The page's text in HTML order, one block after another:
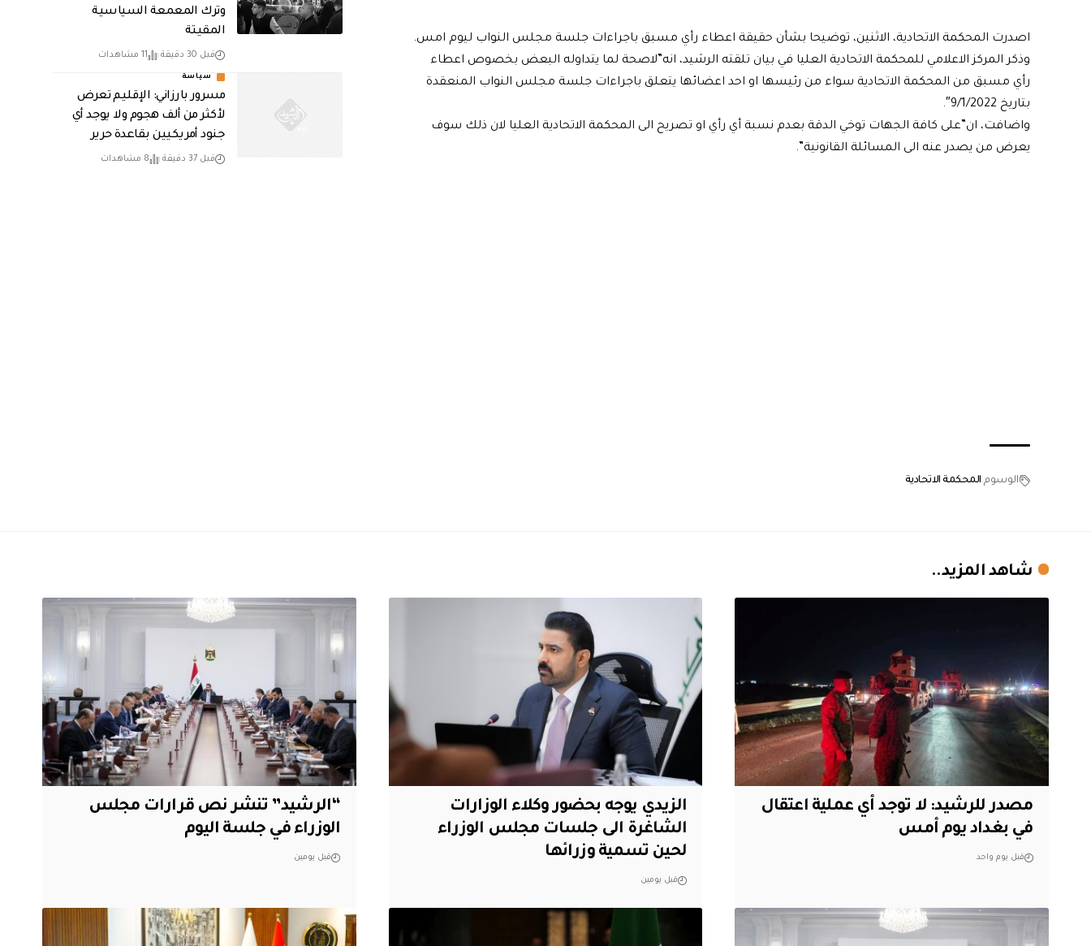
اصدرت المحكمة الاتحادية، الاثنين، توضيحا بشأن حقيقة اعطاء رأي مسبق باجراءات جلسة مجلس النواب ليوم امس.
وذكر المركز الاعلامي للمحكمة الاتحادية العليا في بيان تلقته الرشيد، انه”لاصحة لما يتداوله البعض بخصوص اعطاء
رأي مسبق من المحكمة الاتحادية سواء من رئيسها او احد اعضائها يتعلق باجراءات جلسة مجلس النواب المنعقدة
بتاريخ 9/1/2022″.
واضافت، ان”على كافة الجهات توخي الدقة بعدم نسبة أي رأي او تصريح الى المحكمة الاتحادية العليا لان ذلك سوف
يعرض من يصدر عنه الى المسائلة القانونية”.
الوسوم المحكمة الاتحادية
وترك المعمعة السياسية
المقيتة
قبل 30 دقيقة 11 مشاهدات
سياسة
مسرور بارزاني: الإقليم تعرض
لأكثر من ألف هجوم ولا يوجد أي
جنود أمريكيين بقاعدة حرير
قبل 37 دقيقة 8 مشاهدات
شاهد المزيد..
مصدر للرشيد: لا توجد أي عملية اعتقال
في بغداد يوم أمس
قبل يوم واحد
الزيدي يوجه بحضور وكلاء الوزارات
الشاغرة الى جلسات مجلس الوزراء
لحين تسمية وزرائها
قبل يومين
“الرشيد” تنشر نص قرارات مجلس
الوزراء في جلسة اليوم
قبل يومين